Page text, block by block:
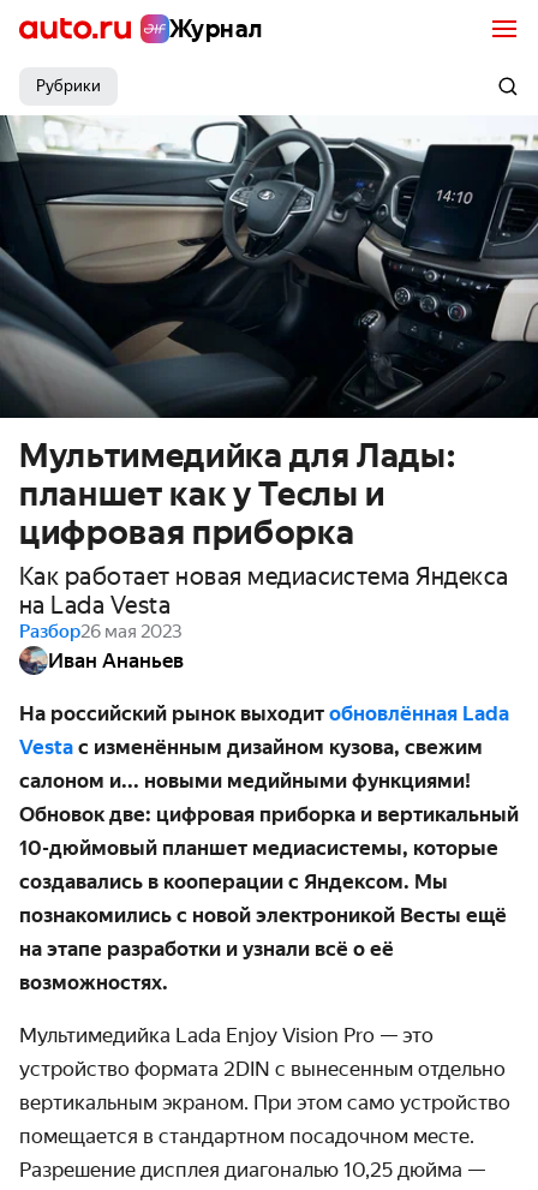
Журнал
Рубрики
Мультимедийка для Лады:
планшет как у Теслы и
цифровая приборка
Как работает новая медиасистема Яндекса
на Lada Vesta
Разбор26 мая 2023
Иван Ананьев
На российский рынок выходит обновлённая Lada
Vesta с изменённым дизайном кузова, свежим
салоном и... новыми медийными функциями!
Обновок две: цифровая приборка и вертикальный
10-дюймовый планшет медиасистемы, которые
создавались в кооперации с Яндексом. Мы
познакомились с новой электроникой Весты ещё
на этапе разработки и узнали всё о её
возможностях.
Мультимедийка Lada Enjoy Vision Pro — это
устройство формата 2DIN с вынесенным отдельно
вертикальным экраном. При этом само устройство
помещается в стандартном посадочном месте.
Разрешение дисплея диагональю 10,25 дюйма —